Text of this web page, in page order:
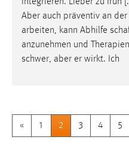
integrieren. Lieber zu früh
Aber auch präventiv an
arbeiten, kann Abhilfe
anzunehmen und
schwer, aber er wirkt. Ich
« 1 2 3 4 5